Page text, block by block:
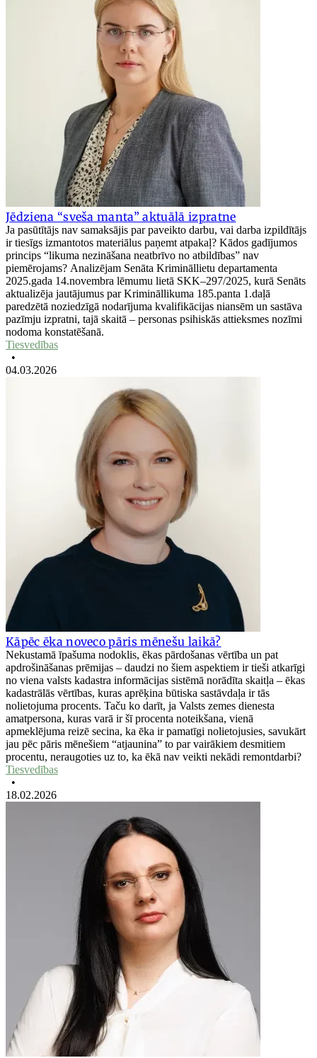
Jēdziena “sveša manta” aktuālā izpratne
Ja pasūtītājs nav samaksājis par paveikto darbu, vai darba izpildītājs
ir tiesīgs izmantotos materiālus paņemt atpakaļ? Kādos gadījumos
princips “likuma nezināšana neatbrīvo no atbildības” nav
piemērojams? Analizējam Senāta Krimināllietu departamenta
2025.gada 14.novembra lēmumu lietā SKK–297/2025, kurā Senāts
aktualizēja jautājumus par Krimināllikuma 185.panta 1.daļā
paredzētā noziedzīgā nodarījuma kvalifikācijas niansēm un sastāva
pazīmju izpratni, tajā skaitā – personas psihiskās attieksmes nozīmi
nodoma konstatēšanā.
Tiesvedības
•
04.03.2026
Kāpēc ēka noveco pāris mēnešu laikā?
Nekustamā īpašuma nodoklis, ēkas pārdošanas vērtība un pat
apdrošināšanas prēmijas – daudzi no šiem aspektiem ir tieši atkarīgi
no viena valsts kadastra informācijas sistēmā norādīta skaitļa – ēkas
kadastrālās vērtības, kuras aprēķina būtiska sastāvdaļa ir tās
nolietojuma procents. Taču ko darīt, ja Valsts zemes dienesta
amatpersona, kuras varā ir šī procenta noteikšana, vienā
apmeklējuma reizē secina, ka ēka ir pamatīgi nolietojusies, savukārt
jau pēc pāris mēnešiem “atjaunina” to par vairākiem desmitiem
procentu, neraugoties uz to, ka ēkā nav veikti nekādi remontdarbi?
Tiesvedības
•
18.02.2026